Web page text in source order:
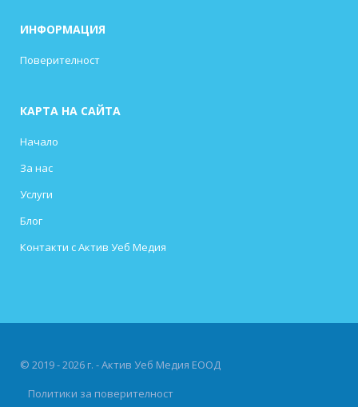
ИНФОРМАЦИЯ
Поверителност
КАРТА НА САЙТА
Начало
За нас
Услуги
Блог
Контакти с Актив Уеб Медия
© 2019 - 2026 г. - Актив Уеб Медия ЕООД
Политики за поверителност